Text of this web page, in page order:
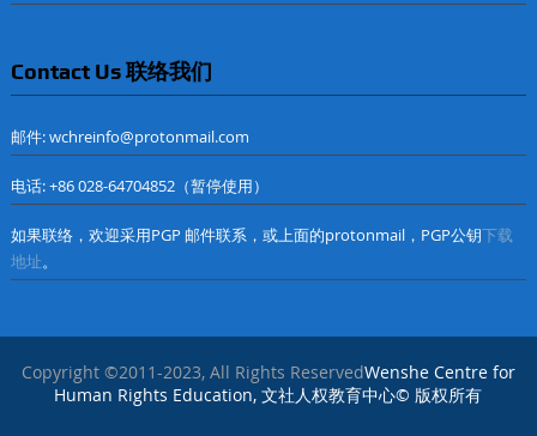
Contact Us 联络我们
邮件: wchreinfo@protonmail.com
电话: +86 028-64704852（暂停使用）
如果联络，欢迎采用PGP 邮件联系，或上面的protonmail，PGP公钥下载
地址。
Copyright ©2011-2023, All Rights ReservedWenshe Centre for
Human Rights Education, 文社人权教育中心© 版权所有